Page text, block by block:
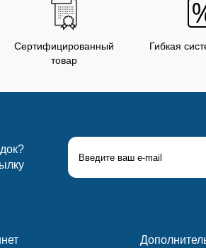
Сертифицированный
товар
Гибкая